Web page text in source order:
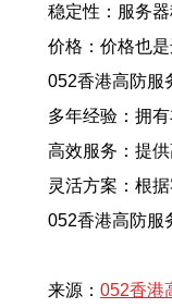
稳定性：服务
价格：价格也
052香港高防服
多年经验：拥
高效服务：提
灵活方案：根
052香港高防服
来源： 052香港